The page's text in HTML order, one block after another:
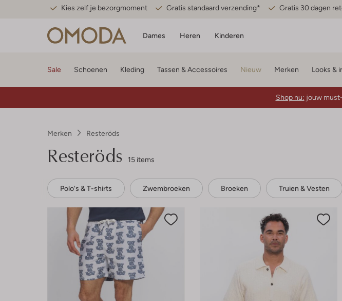
Kies zelf je bezorgmoment Gratis standaard verzending* Gratis 30 dagen
Dames Heren Kinderen
Sale Schoenen Kleding Tassen & Accessoires Nieuw Merken Looks &
Shop nu: jouw
Merken Resteröds
Resteröds 15 items
Polo's & T-shirts Zwembroeken Broeken Truien & Vesten